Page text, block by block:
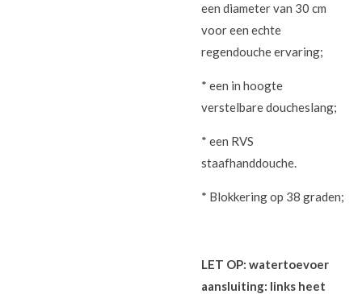
een diameter van 30 cm
voor een echte
regendouche ervaring;
* een in hoogte
verstelbare doucheslang;
* een RVS
staafhanddouche.
* Blokkering op 38 graden;
LET OP: watertoevoer
aansluiting: links heet